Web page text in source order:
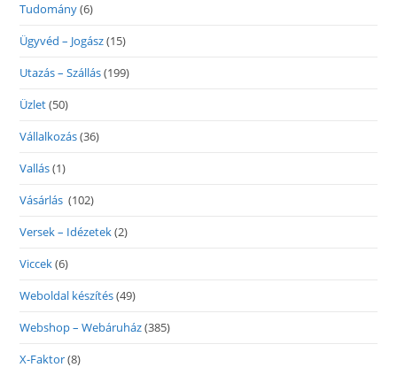
Tudomány(6)
Ügyvéd – Jogász(15)
Utazás – Szállás(199)
Üzlet(50)
Vállalkozás(36)
Vallás(1)
Vásárlás (102)
Versek – Idézetek(2)
Viccek(6)
Weboldal készítés(49)
Webshop – Webáruház(385)
X-Faktor(8)